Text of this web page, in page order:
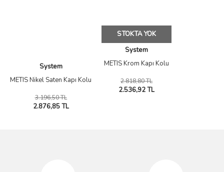
System
METIS Nikel Saten Kapı Kolu
3.196,50 TL
2.876,85 TL
STOKTA YOK
System
METIS Krom Kapı Kolu
2.818,80 TL
2.536,92 TL